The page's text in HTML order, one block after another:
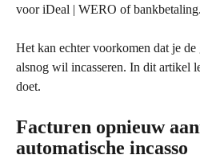
voor iDeal | WERO of bankbetaling.
Het kan echter voorkomen dat je de
alsnog wil incasseren. In dit artikel
doet.
Facturen opnieuw
automatische incasso